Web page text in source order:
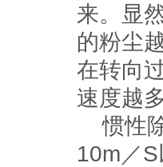
来。显
的粉尘
在转向
速度越
惯性
10m／